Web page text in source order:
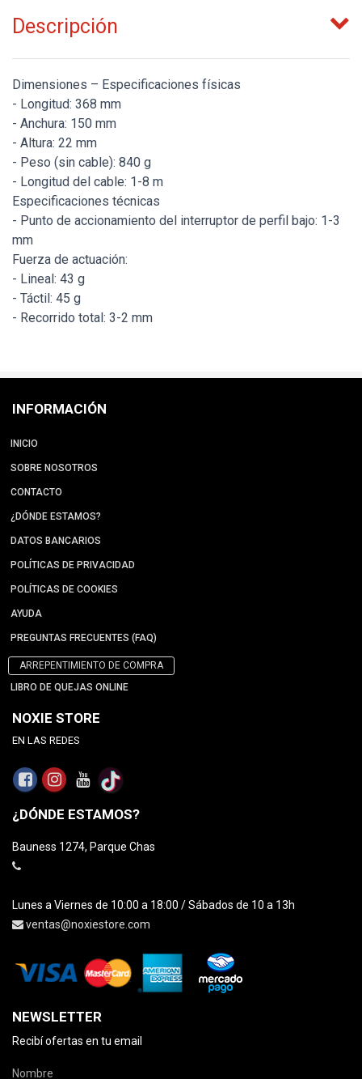
Descripción
Dimensiones – Especificaciones físicas
- Longitud: 368 mm
- Anchura: 150 mm
- Altura: 22 mm
- Peso (sin cable): 840 g
- Longitud del cable: 1-8 m
Especificaciones técnicas
- Punto de accionamiento del interruptor de perfil bajo: 1-3
mm
Fuerza de actuación:
- Lineal: 43 g
- Táctil: 45 g
- Recorrido total: 3-2 mm
INFORMACIÓN
INICIO
SOBRE NOSOTROS
CONTACTO
¿DÓNDE ESTAMOS?
DATOS BANCARIOS
POLÍTICAS DE PRIVACIDAD
POLÍTICAS DE COOKIES
AYUDA
PREGUNTAS FRECUENTES (FAQ)
ARREPENTIMIENTO DE COMPRA
LIBRO DE QUEJAS ONLINE
NOXIE STORE
EN LAS REDES
¿DÓNDE ESTAMOS?
Bauness 1274, Parque Chas
Lunes a Viernes de 10:00 a 18:00 / Sábados de 10 a 13h
ventas@noxiestore.com
NEWSLETTER
Recibí ofertas en tu email